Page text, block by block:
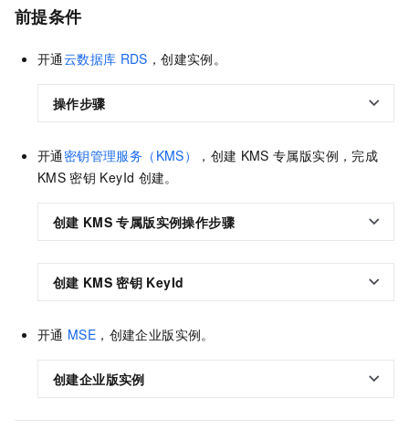
前提条件
开通云数据库 RDS ，创建实例。
操作步骤
开通 密钥管理服务（KMS） ，创建 KMS 专属版实例，完成
KMS 密钥 KeyId 创建。
创建 KMS 专属版实例操作步骤
创建 KMS 密钥 KeyId
开通 MSE ，创建企业版实例。
创建企业版实例